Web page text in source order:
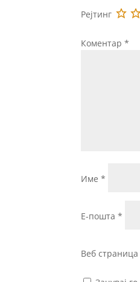
Рејтинг
Коментар*
Име*
Е-пошта*
Веб страница